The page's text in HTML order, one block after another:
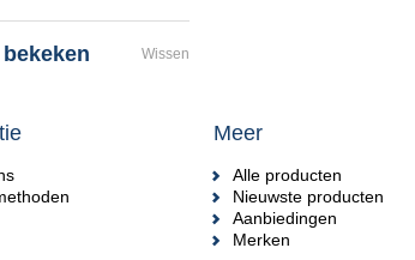
Wissen
Meer
Alle producten
Nieuwste producten
Aanbiedingen
Merken